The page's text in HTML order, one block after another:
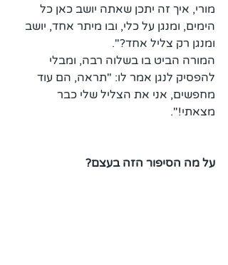
מורי, איך זה יתכן שאתה יושב כאן כל
הימים, ומנגן על כלי, ובו מיתר אחד, יושב
ומנגן רק צליל אחד?".
המורה הביט בו בשלוה רבה, ומבלי
להפסיק לנגן אמר לו: "תראה, הם עוד
מחפשים, אני את הצליל שלי כבר
מצאתי!".
על מה הסיפור הזה בעצם?